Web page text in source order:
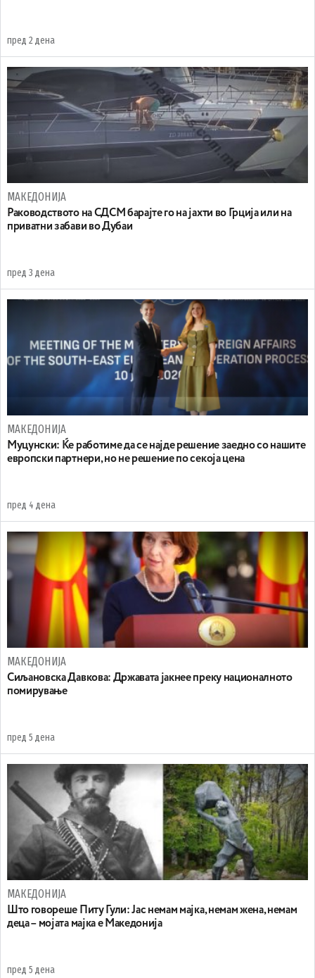
пред 2 дена
МАКЕДОНИЈА
Раководството на СДСМ барајте го на јахти во Грција или на
приватни забави во Дубаи
пред 3 дена
МАКЕДОНИЈА
Муцунски: Ќе работиме да се најде решение заедно со нашите
европски партнери, но не решение по секоја цена
пред 4 дена
МАКЕДОНИЈА
Сиљановска Давкова: Државата јакнее преку националното
помирување
пред 5 дена
МАКЕДОНИЈА
Што говореше Питу Гули: Јас немам мајка, немам жена, немам
деца – мојата мајка е Македонија
пред 5 дена